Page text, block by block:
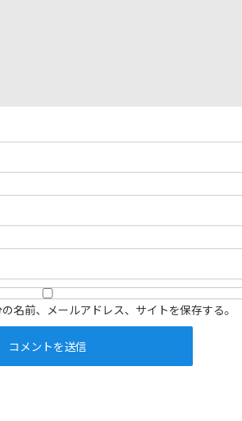
名前、メールアドレス、サイトを保存する。